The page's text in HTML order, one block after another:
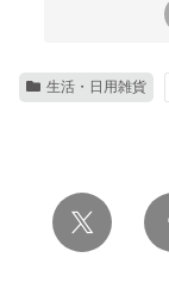
生活・日用雑貨